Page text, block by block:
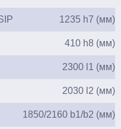
1235 h7 (мм)
410 h8 (мм)
2300 l1 (мм)
2030 l2 (мм)
1850/2160 b1/b2 (мм)